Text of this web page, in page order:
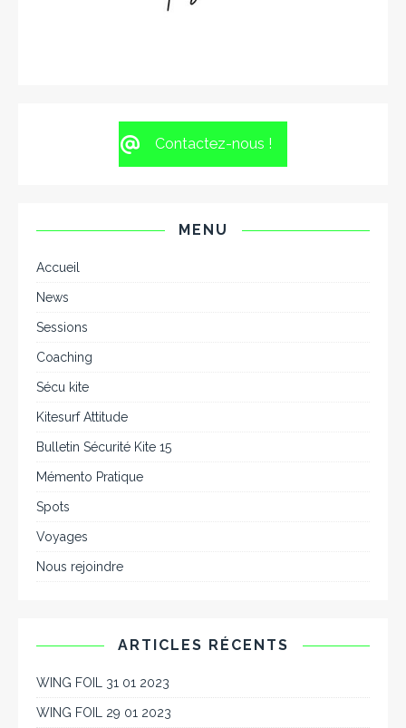
Contactez-nous !
MENU
Accueil
News
Sessions
Coaching
Sécu kite
Kitesurf Attitude
Bulletin Sécurité Kite 15
Mémento Pratique
Spots
Voyages
Nous rejoindre
ARTICLES RÉCENTS
WING FOIL 31 01 2023
WING FOIL 29 01 2023